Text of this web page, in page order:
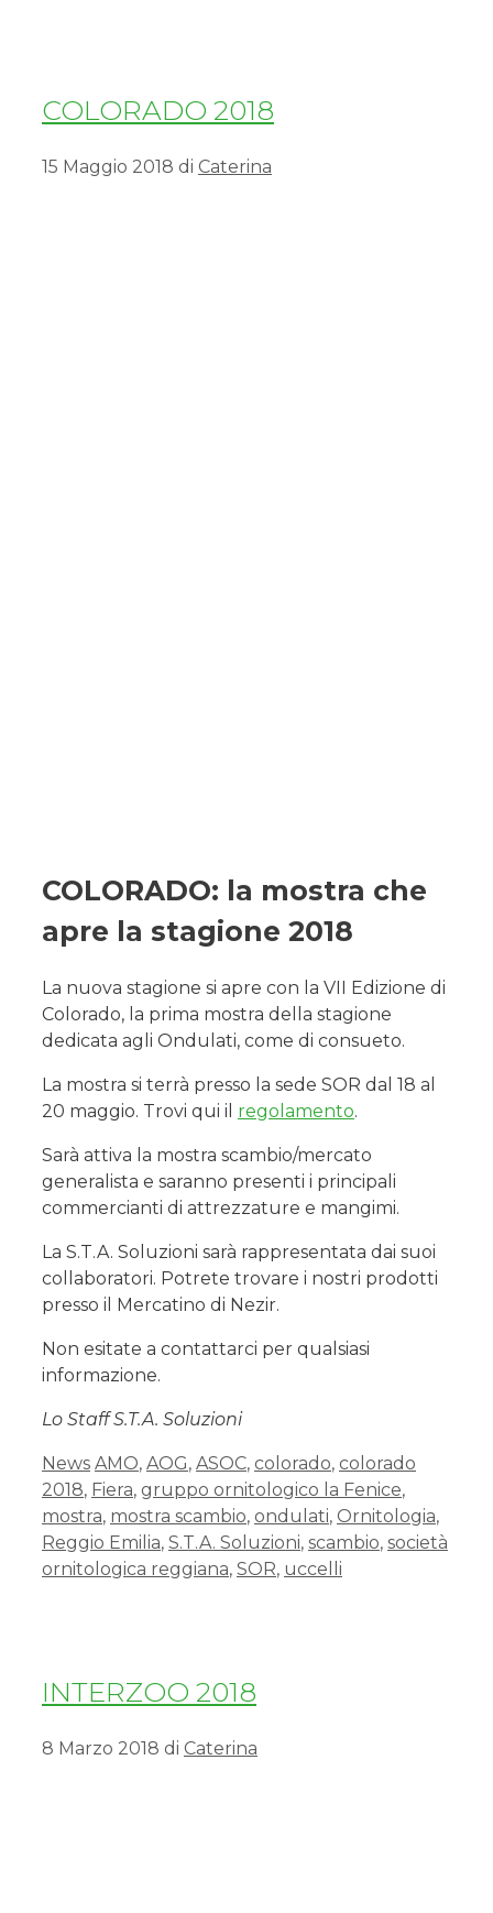
COLORADO 2018
15 Maggio 2018 di Caterina
COLORADO: la mostra che
apre la stagione 2018
La nuova stagione si apre con la VII Edizione di
Colorado, la prima mostra della stagione
dedicata agli Ondulati, come di consueto.
La mostra si terrà presso la sede SOR dal 18 al
20 maggio. Trovi qui il regolamento.
Sarà attiva la mostra scambio/mercato
generalista e saranno presenti i principali
commercianti di attrezzature e mangimi.
La S.T.A. Soluzioni sarà rappresentata dai suoi
collaboratori. Potrete trovare i nostri prodotti
presso il Mercatino di Nezir.
Non esitate a contattarci per qualsiasi
informazione.
Lo Staff S.T.A. Soluzioni
News AMO, AOG, ASOC, colorado, colorado
2018, Fiera, gruppo ornitologico la Fenice,
mostra, mostra scambio, ondulati, Ornitologia,
Reggio Emilia, S.T.A. Soluzioni, scambio, società
ornitologica reggiana, SOR, uccelli
INTERZOO 2018
8 Marzo 2018 di Caterina